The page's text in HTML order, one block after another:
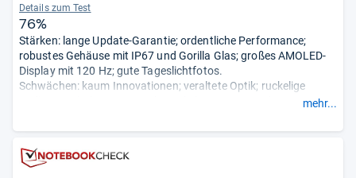
Details zum Test
76%
Stärken: lange Update-Garantie; ordentliche Performance;
robustes Gehäuse mit IP67 und Gorilla Glas; großes AMOLED-
Display mit 120 Hz; gute Tageslichtfotos.
Schwächen: kaum Innovationen; veraltete Optik; ruckelige
durch unsere Redaktion.
mehr...